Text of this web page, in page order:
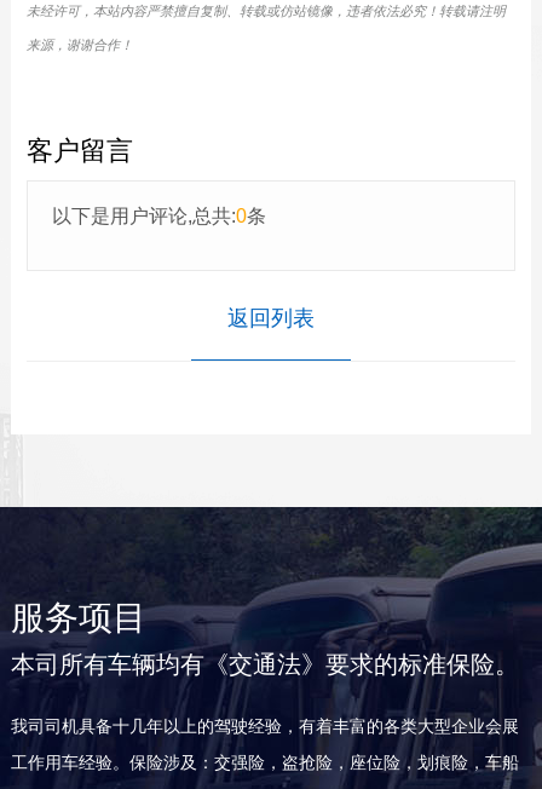
未经许可，本站内容严禁擅自复制、转载或仿站镜像，违者依法必究！转载请注明
来源，谢谢合作！
客户留言
以下是用户评论,总共:0条
返回列表
服务项目
本司所有车辆均有《交通法》要求的标准保险。
我司司机具备十几年以上的驾驶经验，有着丰富的各类大型企业会展
工作用车经验。保险涉及：交强险，盗抢险，座位险，划痕险，车船